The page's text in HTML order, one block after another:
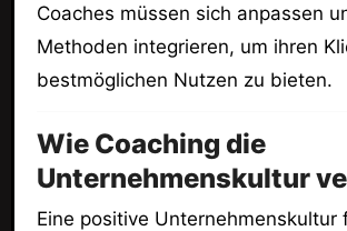
Coaches müssen sich anpassen
Methoden integrieren, um ihren
bestmöglichen Nutzen zu bieten.
Wie Coaching die
Unternehmenskultur
Eine positive Unternehmenskultur